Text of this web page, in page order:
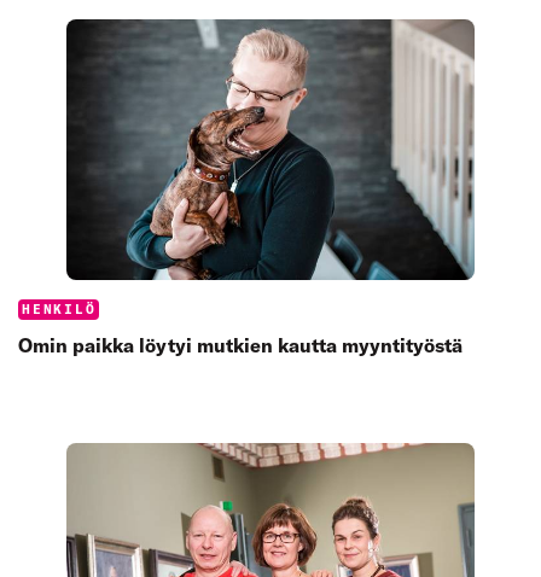
Categories:
HENKILÖ
Omin paikka löytyi mutkien kautta myyntityöstä